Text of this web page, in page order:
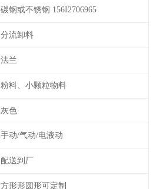
碳钢或不锈钢 156I2706965
分流卸料
法兰
粉料、小颗粒物料
灰色
手动/气动/电液动
配送到厂
方形形圆形可定制